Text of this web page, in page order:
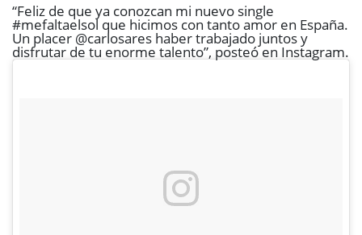
“Feliz de que ya conozcan mi nuevo single
#mefaltaelsol que hicimos con tanto amor en España.
Un placer @carlosares haber trabajado juntos y
disfrutar de tu enorme talento”, posteó en Instagram.